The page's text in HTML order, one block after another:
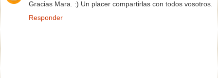
Gracias Mara. :) Un placer compartirlas con todos vosotros.
Responder